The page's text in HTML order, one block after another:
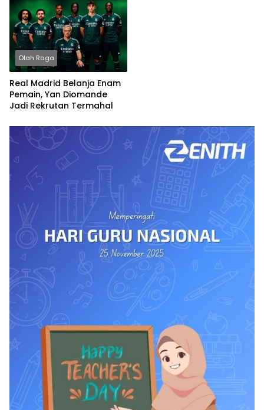
Olah Raga
Real Madrid Belanja Enam
Pemain, Yan Diomande
Jadi Rekrutan Termahal